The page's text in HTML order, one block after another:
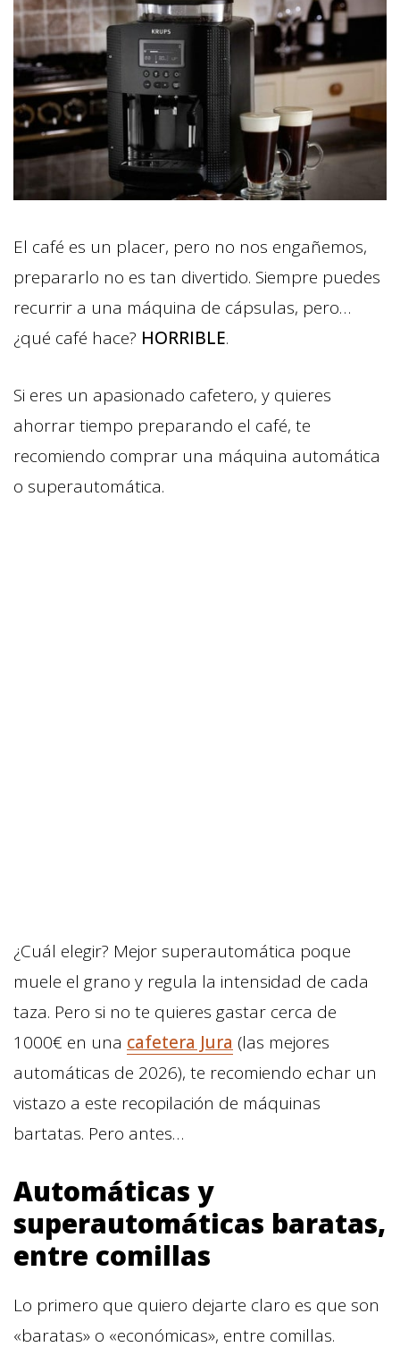
El café es un placer, pero no nos engañemos,
prepararlo no es tan divertido. Siempre puedes
recurrir a una máquina de cápsulas, pero…
¿qué café hace? HORRIBLE.
Si eres un apasionado cafetero, y quieres
ahorrar tiempo preparando el café, te
recomiendo comprar una máquina automática
o superautomática.
¿Cuál elegir? Mejor superautomática poque
muele el grano y regula la intensidad de cada
taza. Pero si no te quieres gastar cerca de
1000€ en una cafetera Jura (las mejores
automáticas de 2026), te recomiendo echar un
vistazo a este recopilación de máquinas
bartatas. Pero antes…
Automáticas y
superautomáticas baratas,
entre comillas
Lo primero que quiero dejarte claro es que son
«baratas» o «económicas», entre comillas.